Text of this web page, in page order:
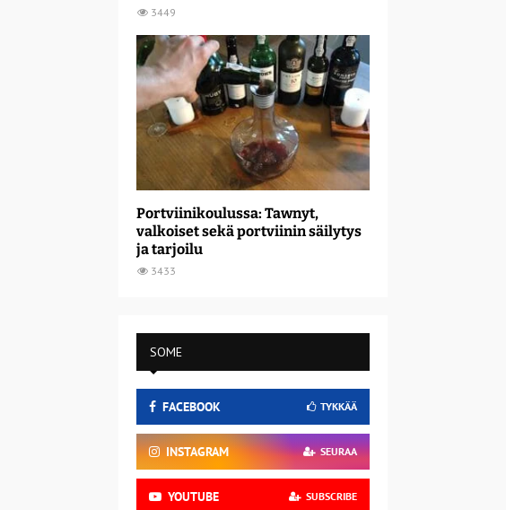
3449
Portviinikoulussa: Tawnyt,
valkoiset sekä portviinin säilytys
ja tarjoilu
3433
SOME
FACEBOOK TYKKÄÄ
INSTAGRAM SEURAA
YOUTUBE SUBSCRIBE